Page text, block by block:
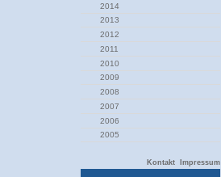
2014
2013
2012
2011
2010
2009
2008
2007
2006
2005
Kontakt Impressum